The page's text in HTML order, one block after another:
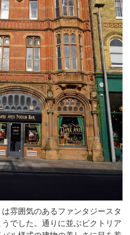
は雰囲気のあるファンタジースタ
でした。通りに並ぶビクトリア